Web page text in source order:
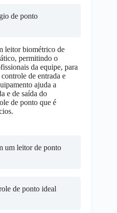
de ponto
leitor biométrico de
permitindo o
da equipe, para
de entrada e
ajuda a
e de saída do
de ponto que é
um leitor de ponto
de ponto ideal